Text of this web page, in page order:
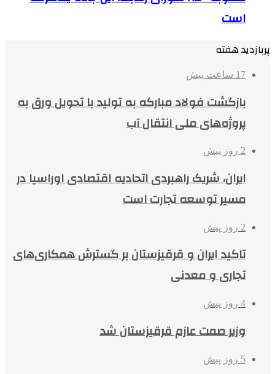
است
پربازدید هفته
17 ساعت پیش
بازگشت فولاد مبارکه به تولید با تحویل ورق به
پروژه‌های ملی انتقال آب
2 روز پیش
ایران، شریک راهبردی اتحادیه اقتصادی اوراسیا در
مسیر توسعه تجارت است
2 روز پیش
تاکید ایران و قرقیزستان بر گسترش همکاری‌های
تجاری و معدنی
4 روز پیش
وزیر صمت عازم قرقیزستان شد
5 روز پیش